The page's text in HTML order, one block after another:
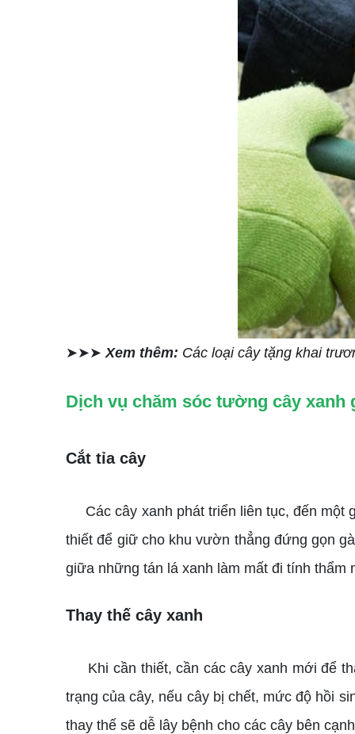
➤➤➤Xem thêm: Các loại cây tặng khai
Dịch vụ chăm sóc tường cây xanh
Cắt tỉa cây
Các cây xanh phát triển liên tục, đến một
thiết để giữ cho khu vườn thẳng đứng gọn
giữa những tán lá xanh làm mất đi tính thẩm
Thay thế cây xanh
Khi cần thiết, cần các cây xanh mới để
trạng của cây, nếu cây bị chết, mức độ hồi
thay thế sẽ dễ lây bệnh cho các cây bên